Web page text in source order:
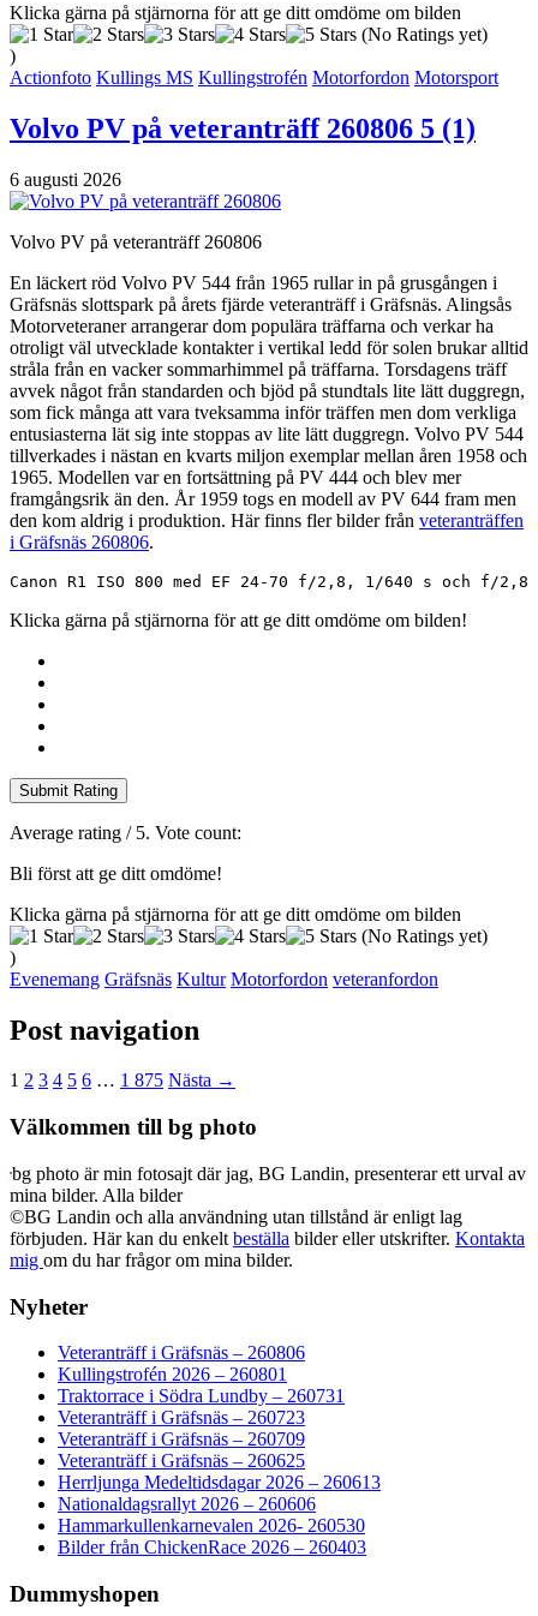
Klicka gärna på stjärnorna för att ge ditt omdöme om bilden
(No Ratings yet)
)
Actionfoto Kullings MS Kullingstrofén Motorfordon Motorsport
Volvo PV på veteranträff 260806 5 (1)
6 augusti 2026
Volvo PV på veteranträff 260806
En läckert röd Volvo PV 544 från 1965 rullar in på grusgången i
Gräfsnäs slottspark på årets fjärde veteranträff i Gräfsnäs. Alingsås
Motorveteraner arrangerar dom populära träffarna och verkar ha
otroligt väl utvecklade kontakter i vertikal ledd för solen brukar alltid
stråla från en vacker sommarhimmel på träffarna. Torsdagens träff
avvek något från standarden och bjöd på stundtals lite lätt duggregn,
som fick många att vara tveksamma inför träffen men dom verkliga
entusiasterna lät sig inte stoppas av lite lätt duggregn. Volvo PV 544
tillverkades i nästan en kvarts miljon exemplar mellan åren 1958 och
1965. Modellen var en fortsättning på PV 444 och blev mer
framgångsrik än den. År 1959 togs en modell av PV 644 fram men
den kom aldrig i produktion. Här finns fler bilder från veteranträffen
i Gräfsnäs 260806.
Canon R1 ISO 800 med EF 24-70 f/2,8, 1/640 s och f/2,8
Klicka gärna på stjärnorna för att ge ditt omdöme om bilden!
Submit Rating
Average rating / 5. Vote count:
Bli först att ge ditt omdöme!
Klicka gärna på stjärnorna för att ge ditt omdöme om bilden
(No Ratings yet)
)
Evenemang Gräfsnäs Kultur Motorfordon veteranfordon
Post navigation
1 2 3 4 5 6 … 1 875 Nästa →
Välkommen till bg photo
bg photo är min fotosajt där jag, BG Landin, presenterar ett urval av
mina bilder. Alla bilder
©BG Landin och alla användning utan tillstånd är enligt lag
förbjuden. Här kan du enkelt beställa bilder eller utskrifter. Kontakta
mig om du har frågor om mina bilder.
Nyheter
Veteranträff i Gräfsnäs – 260806
Kullingstrofén 2026 – 260801
Traktorrace i Södra Lundby – 260731
Veteranträff i Gräfsnäs – 260723
Veteranträff i Gräfsnäs – 260709
Veteranträff i Gräfsnäs – 260625
Herrljunga Medeltidsdagar 2026 – 260613
Nationaldagsrallyt 2026 – 260606
Hammarkullenkarnevalen 2026- 260530
Bilder från ChickenRace 2026 – 260403
Dummyshopen